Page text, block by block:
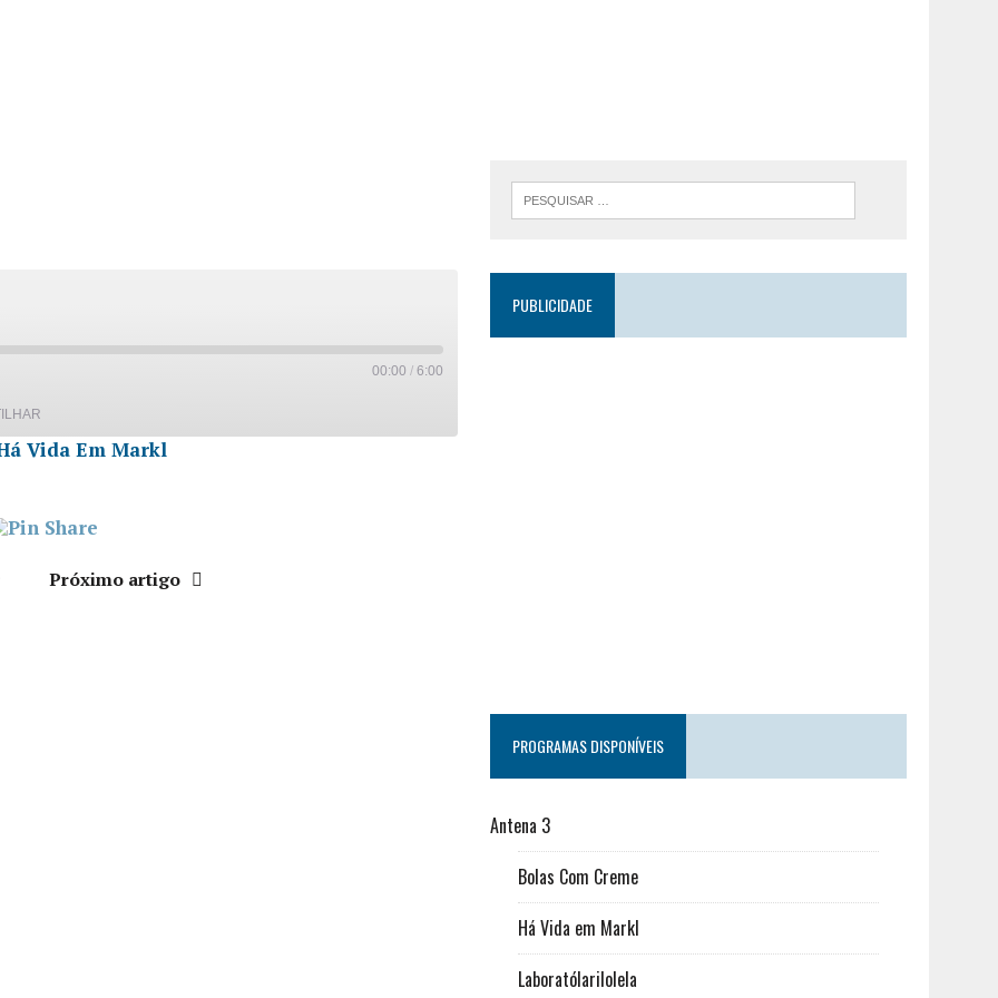
00:00 / 6:00
Vida Em Markl
Próximo artigo
PUBLICIDADE
PROGRAMAS DISPONÍVEIS
Antena 3
Bolas Com Creme
Há Vida em Markl
Laboratólarilolela